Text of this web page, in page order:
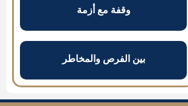
وقفة مع أزمة
بين الفرص والمخاطر